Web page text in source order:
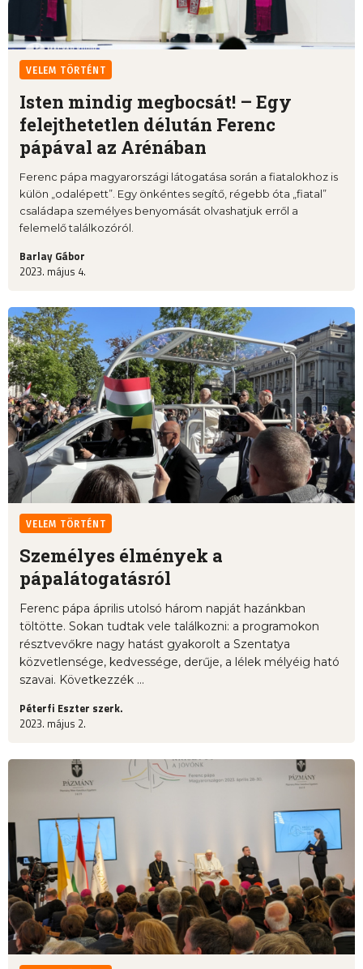
VELEM TÖRTÉNT
Isten mindig megbocsát! – Egy
felejthetetlen délután Ferenc
pápával az Arénában
Ferenc pápa magyarországi látogatása során a fiatalokhoz is
külön „odalépett”. Egy önkéntes segítő, régebb óta „fiatal”
családapa személyes benyomását olvashatjuk erről a
felemelő találkozóról.
Barlay Gábor
2023. május 4.
VELEM TÖRTÉNT
Személyes élmények a
pápalátogatásról
Ferenc pápa április utolsó három napját hazánkban
töltötte. Sokan tudtak vele találkozni: a programokon
résztvevőkre nagy hatást gyakorolt a Szentatya
közvetlensége, kedvessége, derűje, a lélek mélyéig ható
szavai. Következzék ...
Péterfi Eszter szerk.
2023. május 2.